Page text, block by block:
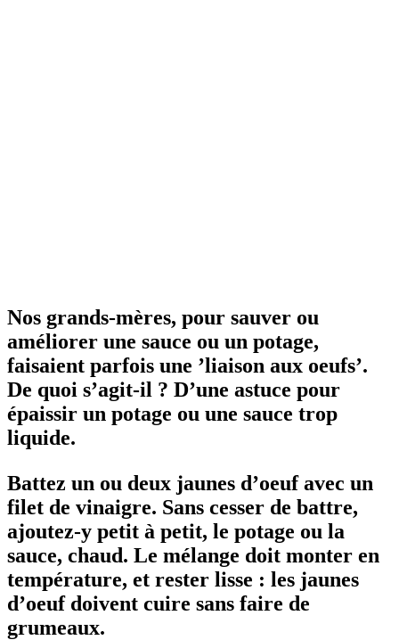
Nos grands-mères, pour sauver ou
améliorer une sauce ou un potage,
faisaient parfois une ’liaison aux oeufs’.
De quoi s’agit-il ? D’une astuce pour
épaissir un potage ou une sauce trop
liquide.
Battez un ou deux jaunes d’oeuf avec un
filet de vinaigre. Sans cesser de battre,
ajoutez-y petit à petit, le potage ou la
sauce, chaud. Le mélange doit monter en
température, et rester lisse : les jaunes
d’oeuf doivent cuire sans faire de
grumeaux.